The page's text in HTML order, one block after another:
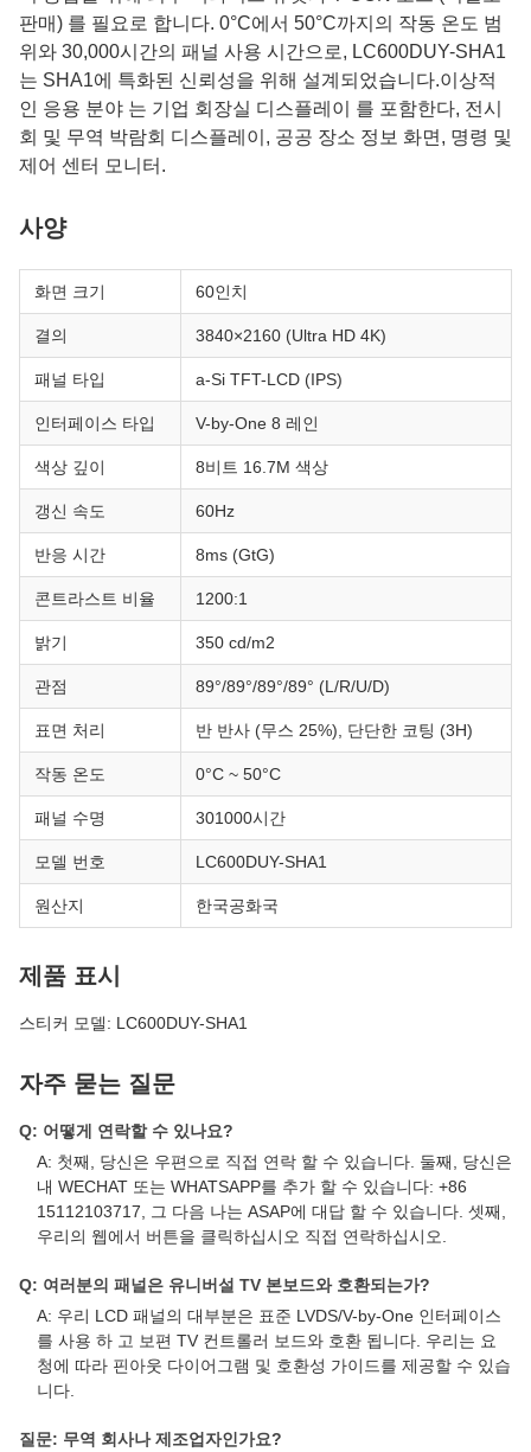
판매) 를 필요로 합니다. 0°C에서 50°C까지의 작동 온도 범
위와 30,000시간의 패널 사용 시간으로, LC600DUY-SHA1
는 SHA1에 특화된 신뢰성을 위해 설계되었습니다.이상적
인 응용 분야 는 기업 회장실 디스플레이 를 포함한다, 전시
회 및 무역 박람회 디스플레이, 공공 장소 정보 화면, 명령 및
제어 센터 모니터.
사양
화면 크기 60인치
결의 3840×2160 (Ultra HD 4K)
패널 타입 a-Si TFT-LCD (IPS)
인터페이스 타입 V-by-One 8 레인
색상 깊이 8비트 16.7M 색상
갱신 속도 60Hz
반응 시간 8ms (GtG)
콘트라스트 비율 1200:1
밝기 350 cd/m2
관점 89°/89°/89°/89° (L/R/U/D)
표면 처리 반 반사 (무스 25%), 단단한 코팅 (3H)
작동 온도 0°C ~ 50°C
패널 수명 301000시간
모델 번호 LC600DUY-SHA1
원산지 한국공화국
제품 표시
스티커 모델: LC600DUY-SHA1
자주 묻는 질문
Q: 어떻게 연락할 수 있나요?
A: 첫째, 당신은 우편으로 직접 연락 할 수 있습니다. 둘째, 당신은
내 WECHAT 또는 WHATSAPP를 추가 할 수 있습니다: +86
15112103717, 그 다음 나는 ASAP에 대답 할 수 있습니다. 셋째,
우리의 웹에서 버튼을 클릭하십시오 직접 연락하십시오.
Q: 여러분의 패널은 유니버설 TV 본보드와 호환되는가?
A: 우리 LCD 패널의 대부분은 표준 LVDS/V-by-One 인터페이스
를 사용 하 고 보편 TV 컨트롤러 보드와 호환 됩니다. 우리는 요
청에 따라 핀아웃 다이어그램 및 호환성 가이드를 제공할 수 있습
니다.
질문: 무역 회사나 제조업자인가요?